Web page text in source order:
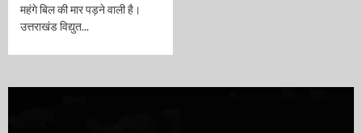
महंगे बिल की मार पड़ने वाली है।
उत्तराखंड विद्युत...